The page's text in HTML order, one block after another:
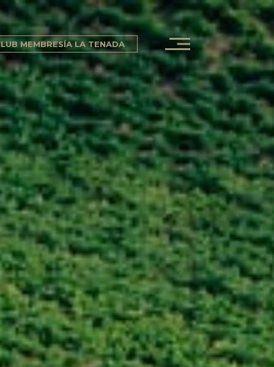
MEMBRESÍA LA TENADA